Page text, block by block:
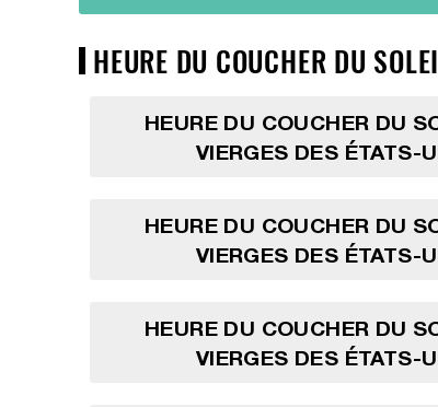
HEURE DU COUCHER DU
HEURE DU COUCHER DU
VIERGES DES ÉTATS-
HEURE DU COUCHER DU
VIERGES DES ÉTATS-
HEURE DU COUCHER DU
VIERGES DES ÉTATS-